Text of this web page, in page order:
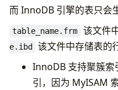
有哪些常见索引
什么是索引覆盖和索
什么是脏读、幻读、
参考
而 InnoDB 引擎的表只会
table_name.frm 该文件
e.ibd
该文件中存储表的
InnoDB 支持聚簇索
引，因为 MyISAM